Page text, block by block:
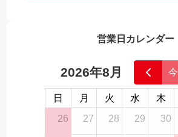
営業日カレンダー
2026年8月
日 月 火 水 木
26
27 28 29 30